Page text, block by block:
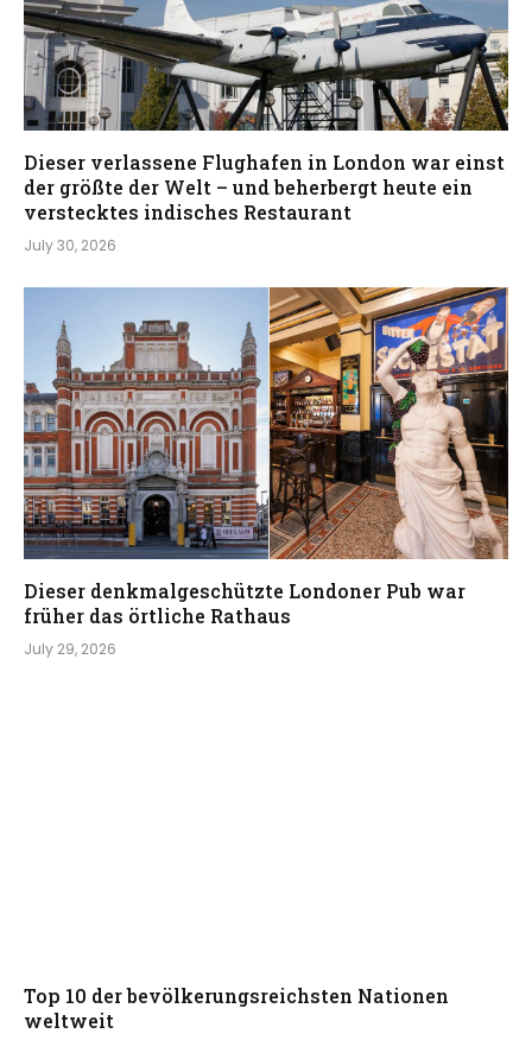
Dieser verlassene Flughafen in London war einst
der größte der Welt – und beherbergt heute ein
verstecktes indisches Restaurant
July 30, 2026
Dieser denkmalgeschützte Londoner Pub war
früher das örtliche Rathaus
July 29, 2026
Top 10 der bevölkerungsreichsten Nationen
weltweit